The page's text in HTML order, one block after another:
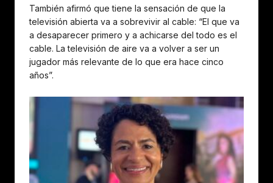
También afirmó que tiene la sensación de que la
televisión abierta va a sobrevivir al cable: “El que va
a desaparecer primero y a achicarse del todo es el
cable. La televisión de aire va a volver a ser un
jugador más relevante de lo que era hace cinco
años”.